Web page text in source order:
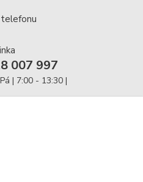
007 997
| 7:00 - 13:30 |